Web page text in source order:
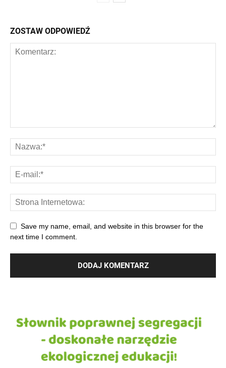
ZOSTAW ODPOWIEDŹ
Save my name, email, and website in this browser for the
next time I comment.